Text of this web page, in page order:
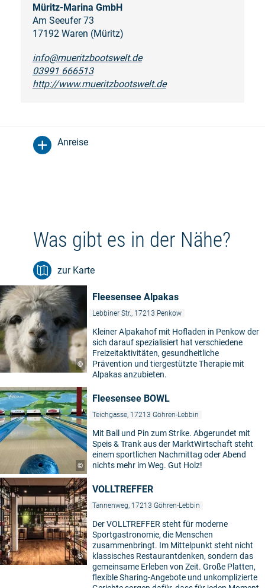
Müritz-Marina GmbH
Am Seeufer 73
17192 Waren (Müritz)
info@mueritzbootswelt.de
03991 666513
http://www.mueritzbootswelt.de
Anreise
Was gibt es in der Nähe?
zur Karte
©
Fleesensee Alpakas
Lebbiner Str., 17213 Penkow
Kleiner Alpakahof mit Hofladen in Penkow der
sich darauf spezialisiert hat verschiedene
Freizeitaktivitäten, gesundheitliche
Prävention und tiergestützte Therapie mit
Alpakas anzubieten.
©
Fleesensee BOWL
Teichgasse, 17213 Göhren-Lebbin
Mit Ball und Pin zum Strike. Abgerundet mit
Speis & Trank aus der MarktWirtschaft steht
einem sportlichen Nachmittag oder Abend
nichts mehr im Weg. Gut Holz!
©
VOLLTREFFER
Tannenweg, 17213 Göhren-Lebbin
Der VOLLTREFFER steht für moderne
Sportgastronomie, die Menschen
zusammenbringt. Im Mittelpunkt steht nicht
klassisches Restaurantdenken, sondern das
gemeinsame Erleben von Zeit. Große Platten,
flexible Sharing-Angebote und unkomplizierte